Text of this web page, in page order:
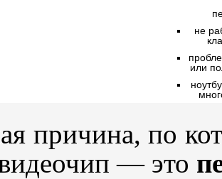
не
или
причина, по
— это